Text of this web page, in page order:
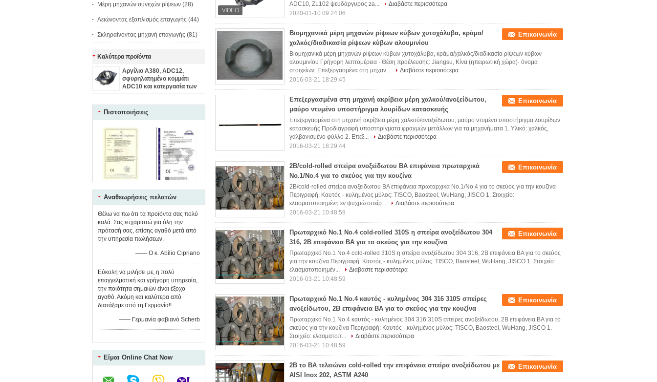
Μέρη μηχανών συνεχών ρίψεων (28)
Λειώνοντας εξοπλισμός επαγωγής (44)
Σκληραίνοντας μηχανή επαγωγής (81)
Καλύτερα προϊόντα
Αργίλιο A380, ADC12,
σφυρηλατημένο κομμάτι
ADC10 και κατεργασία των
Πιστοποιήσεις
Αναθεωρήσεις πελατών
Θέλω να πω ότι τα προϊόντα σας πολύ
καλά. Σας ευχαριστώ για όλη την
πρότασή σας, επίσης αγαθό μετά από
την υπηρεσία πωλήσεων.
—— Ο κ. Abílio Cipriano
Εύκολη να μιλήσει με, η πολύ
επαγγελματική και γρήγορη υπηρεσία,
την ποιότητα σημαιών είναι έξοχο
αγαθό. Ακόμη και καλύτερα από
διατάξαμε από τη Γερμανία!!
—— Γερμανία φαβιανό Scherb
Είμαι Online Chat Now
ADC10, ZL102 ψευδάργυρος za...
Διαβάστε περισσότερα
2020-01-10 09:24:06
Βιομηχανικά μέρη μηχανών ρίψεων κύβων χυτοχάλυβα, κράμα/
χαλκός/διαδικασία ρίψεων κύβων αλουμινίου
Επικοινωνία
Βιομηχανικά μέρη μηχανών ρίψεων κύβων χυτοχάλυβα, κράμα/χαλκός/διαδικασία ρίψεων κύβων
αλουμινίου Γρήγορη λεπτομέρεια · Θέση προέλευσης: Jiangsu, Κίνα (ηπειρωτική χώρα)· όνομα
στοιχείων: Επεξεργασμένα στη μηχαν...
Διαβάστε περισσότερα
2016-03-21 18:29:45
Επεξεργασμένα στη μηχανή ακρίβεια μέρη χαλκού/ανοξείδωτου,
μαύρο ντυμένο υποστήριγμα λουρίδων κατασκευής
Επικοινωνία
Επεξεργασμένα στη μηχανή ακρίβεια μέρη χαλκού/ανοξείδωτου, μαύρο ντυμένο υποστήριγμα λουρίδων
κατασκευής Προδιαγραφή υποστηρίγματα φραγμών μετάλλων για τα μηχανήματα 1. Υλικό: χαλκός,
γαλβανισμένο φύλλο 2. Επεξ...
Διαβάστε περισσότερα
2016-03-21 18:29:44
2B/cold-rolled σπείρα ανοξείδωτου BA επιφάνεια πρωταρχικά
No.1/No.4 για το σκεύος για την κουζίνα
Επικοινωνία
2B/cold-rolled σπείρα ανοξείδωτου BA επιφάνεια πρωταρχικά No.1/No.4 για το σκεύος για την κουζίνα
Περιγραφή: Καυτός - κυλημένος μύλος: TISCO, Baosteel, WuHang, JISCO 1. Στοιχείο:
ελασματοποιημένη εν ψυχρώ σπείρ...
Διαβάστε περισσότερα
2016-03-21 10:48:59
Πρωταρχικό No.1 No.4 cold-rolled 310S η σπείρα ανοξείδωτου 304
316, 2B επιφάνεια BA για το σκεύος για την κουζίνα
Επικοινωνία
Πρωταρχικό No.1 No.4 cold-rolled 310S η σπείρα ανοξείδωτου 304 316, 2B επιφάνεια BA για το σκεύος
για την κουζίνα Περιγραφή: Καυτός - κυλημένος μύλος: TISCO, Baosteel, WuHang, JISCO 1. Στοιχείο:
ελασματοποιημέν...
Διαβάστε περισσότερα
2016-03-21 10:48:59
Πρωταρχικό No.1 No.4 καυτός - κυλημένος 304 316 310S σπείρες
ανοξείδωτου, 2B επιφάνεια BA για το σκεύος για την κουζίνα
Επικοινωνία
Πρωταρχικό No.1 No.4 καυτός - κυλημένος 304 316 310S σπείρες ανοξείδωτου, 2B επιφάνεια BA για το
σκεύος για την κουζίνα Περιγραφή: Καυτός - κυλημένος μύλος: TISCO, Baosteel, WuHang, JISCO 1.
Στοιχείο: ελασματοπ...
Διαβάστε περισσότερα
2016-03-21 10:48:59
2B το BA τελειώνει cold-rolled την επιφάνεια σπείρα ανοξείδωτου με
AISI Inox 202, ASTM A240
Επικοινωνία